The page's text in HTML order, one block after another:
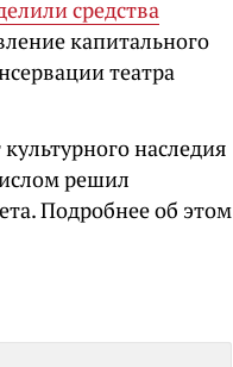
средства
капитального
театра
наследия
решил
Подробнее об этом